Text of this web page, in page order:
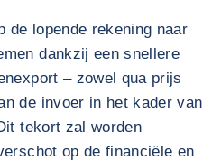
de lopende rekening naar
dankzij een snellere
– zowel qua prijs
de invoer in het kader van
tekort zal worden
op de financiële en